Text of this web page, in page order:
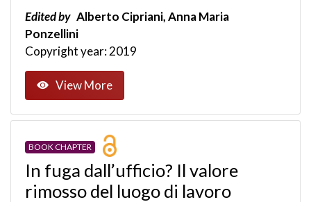
Edited by Alberto Cipriani, Anna Maria
Ponzellini
Copyright year: 2019
View More
BOOK CHAPTER
In fuga dall’ufficio? Il valore
rimosso del luogo di lavoro